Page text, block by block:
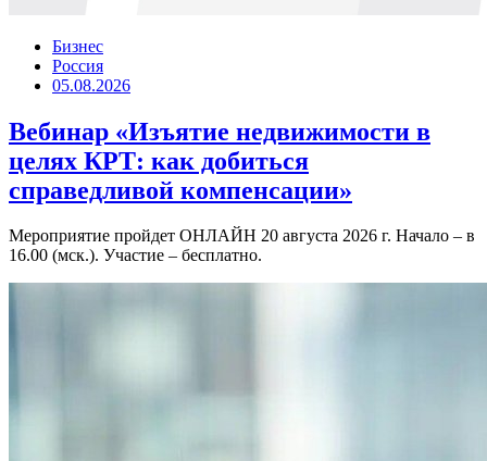
Бизнес
Россия
05.08.2026
Вебинар «Изъятие недвижимости в
целях КРТ: как добиться
справедливой компенсации»
Мероприятие пройдет ОНЛАЙН 20 августа 2026 г. Начало – в
16.00 (мск.). Участие – бесплатно.